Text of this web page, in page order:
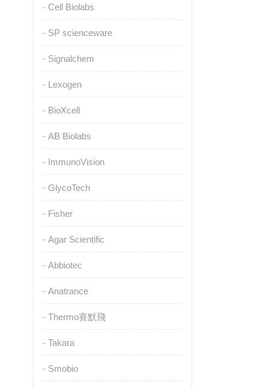
Cell Biolabs
SP scienceware
Signalchem
Lexogen
BioXcell
AB Biolabs
ImmunoVision
GlycoTech
Fisher
Agar Scientific
Abbiotec
Anatrance
Thermo賽默飛
Takara
Smobio